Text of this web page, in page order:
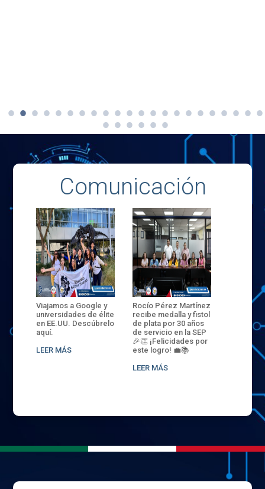
Comunicación
Viajamos a Google y
universidades de élite
en EE.UU. Descúbrelo
aquí.
LEER MÁS
Rocío Pérez Martínez
recibe medalla y fistol
de plata por 30 años
de servicio en la SEP
🎉👏 ¡Felicidades por
este logro! 💼📚
LEER MÁS
ENECB-
del
batalla.
32
sede